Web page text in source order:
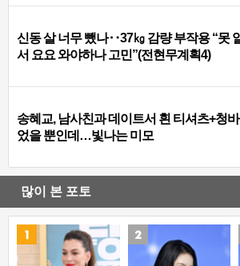
신동 살 너무 뺐나‥37㎏ 감량 부작용 “못
서 요요 와야하나 고민”(전현무계획4)
송혜교, 남사친과 데이트서 흰 티셔츠+청
었을 뿐인데…빛나는 미모
많이 본 포토